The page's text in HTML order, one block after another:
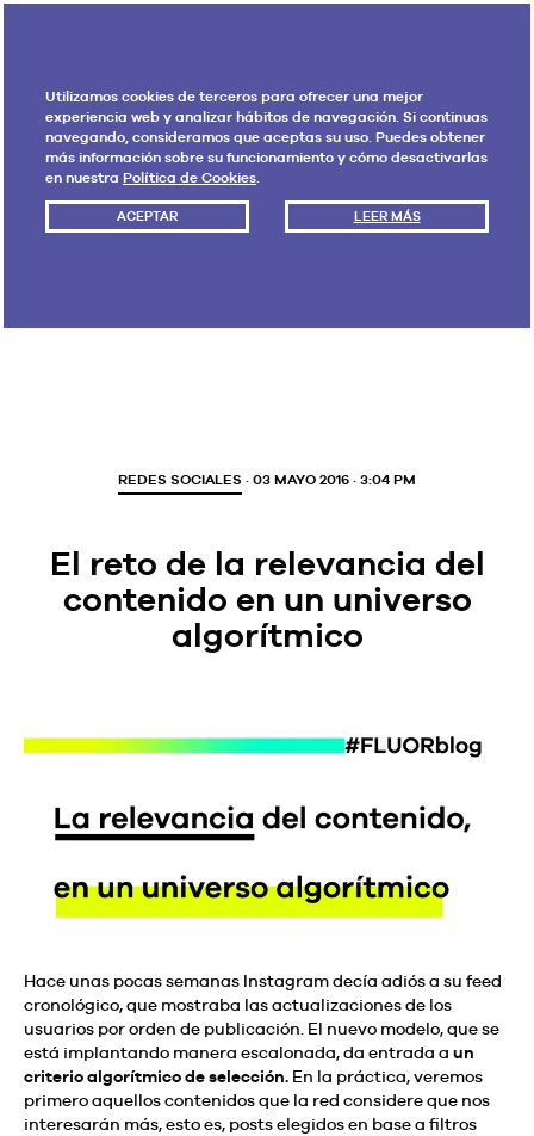
Utilizamos cookies de terceros para ofrecer una mejor
experiencia web y analizar hábitos de navegación. Si continuas
navegando, consideramos que aceptas su uso. Puedes obtener
más información sobre su funcionamiento y cómo desactivarlas
en nuestra Política de Cookies.
ACEPTAR LEER MÁS
REDES SOCIALES · 03 MAYO 2016 · 3:04 PM
El reto de la relevancia del
contenido en un universo
algorítmico
Hace unas pocas semanas Instagram decía adiós a su feed
cronológico, que mostraba las actualizaciones de los
usuarios por orden de publicación. El nuevo modelo, que se
está implantando manera escalonada, da entrada a un
criterio algorítmico de selección. En la práctica, veremos
primero aquellos contenidos que la red considere que nos
interesarán más, esto es, posts elegidos en base a filtros